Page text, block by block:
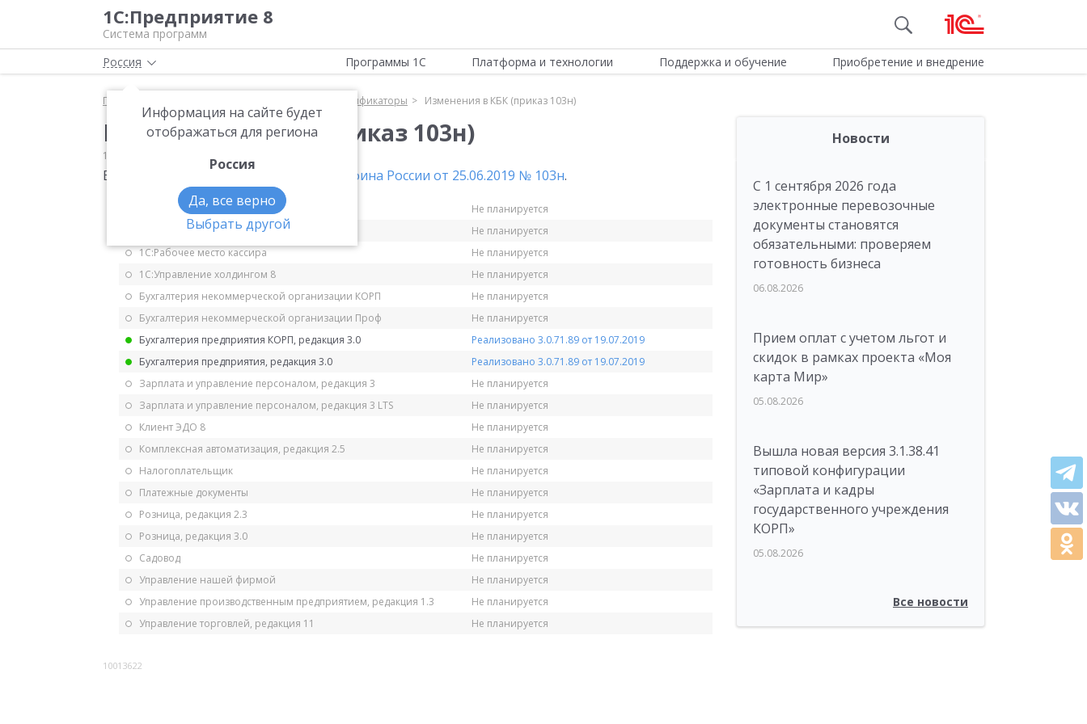
1С:Предприятие 8
Система программ
Россия
Информация на сайте будет
отображаться для региона
Россия
Да, все верно
Выбрать другой
Программы 1С Платформа и технологии Поддержка и обучение Приобретение и внедрение
Главная Классификаторы Изменения в КБК (приказ 103н)
Изменения в КБК (приказ 103н)
12.07.2019
Внесены изменения в КБК Приказ Минфина России от 25.06.2019 № 103н.
1С:ERP Управление предприятием 2.5
Не планируется
1С:ERP. Управление холдингом
Не планируется
1С:Рабочее место кассира
Не планируется
1С:Управление холдингом 8
Не планируется
Бухгалтерия некоммерческой организации КОРП
Не планируется
Бухгалтерия некоммерческой организации Проф
Не планируется
Бухгалтерия предприятия КОРП, редакция 3.0
Реализовано 3.0.71.89 от 19.07.2019
Бухгалтерия предприятия, редакция 3.0
Реализовано 3.0.71.89 от 19.07.2019
Зарплата и управление персоналом, редакция 3
Не планируется
Зарплата и управление персоналом, редакция 3 LTS
Не планируется
Клиент ЭДО 8
Не планируется
Комплексная автоматизация, редакция 2.5
Не планируется
Налогоплательщик
Не планируется
Платежные документы
Не планируется
Розница, редакция 2.3
Не планируется
Розница, редакция 3.0
Не планируется
Садовод
Не планируется
Управление нашей фирмой
Не планируется
Управление производственным предприятием, редакция 1.3
Не планируется
Управление торговлей, редакция 11
Не планируется
10013622
Новости
С 1 сентября 2026 года
электронные перевозочные
документы становятся
обязательными: проверяем
готовность бизнеса
06.08.2026
Прием оплат с учетом льгот и
скидок в рамках проекта «Моя
карта Мир»
05.08.2026
Вышла новая версия 3.1.38.41
типовой конфигурации
«Зарплата и кадры
государственного учреждения
КОРП»
05.08.2026
Все новости